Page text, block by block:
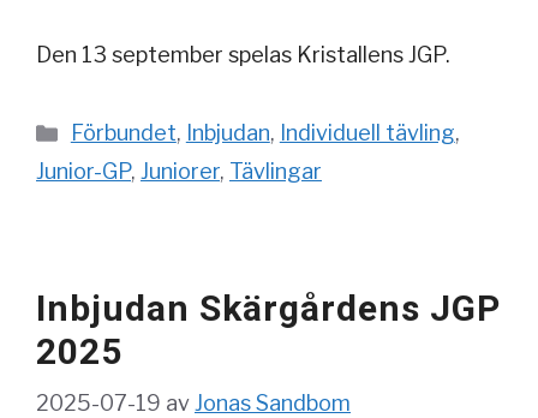
Den 13 september spelas Kristallens JGP.
Kategorier
Förbundet, Inbjudan, Individuell tävling,
Junior-GP, Juniorer, Tävlingar
Inbjudan Skärgårdens JGP
2025
2025-07-19 avJonas Sandbom